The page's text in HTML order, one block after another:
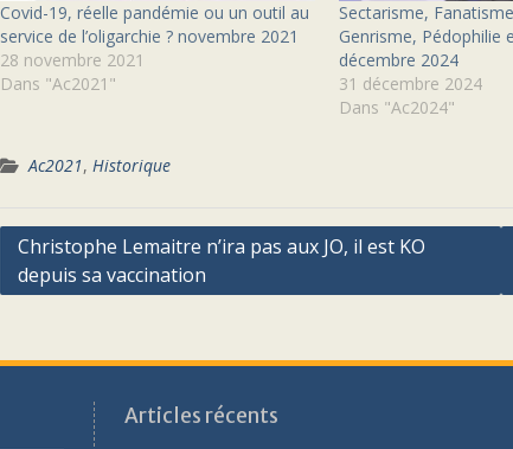
Covid-19, réelle pandémie ou un outil au
service de l’oligarchie ? novembre 2021
28 novembre 2021
Dans "Ac2021"
Sectarisme,
Genrisme, Pédophilie
décembre 2024
31 décembre 2024
Dans "Ac2024"
Ac2021, Historique
Navigation
de
Christophe Lemaitre n’ira pas aux JO, il est KO
depuis sa vaccination
Articles récents